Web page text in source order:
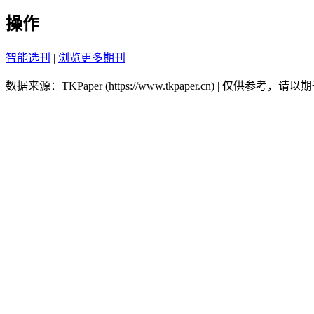
操作
智能选刊 | 浏览更多期刊
数据来源：TKPaper (https://www.tkpaper.cn) | 仅供参考，请以